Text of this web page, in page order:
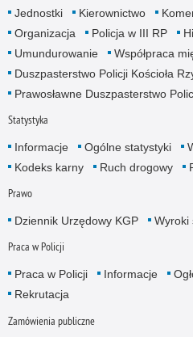
Jednostki Kierownictwo
Organizacja
Policja w III RP
Umundurowanie
Współpraca
Duszpasterstwo Policji Kościoła
Prawosławne Duszpasterstwo
Statystyka
Informacje Ogólne statystyki
Kodeks karny
Ruch drogowy
Prawo
Dziennik Urzędowy KGP Wyroki
Praca w Policji
Praca w Policji Informacje
Rekrutacja
Zamówienia publiczne